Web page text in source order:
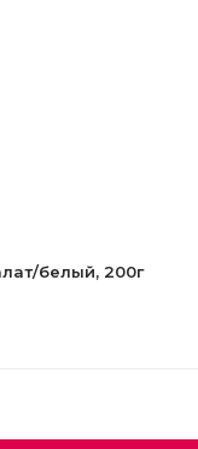
белый, 200г